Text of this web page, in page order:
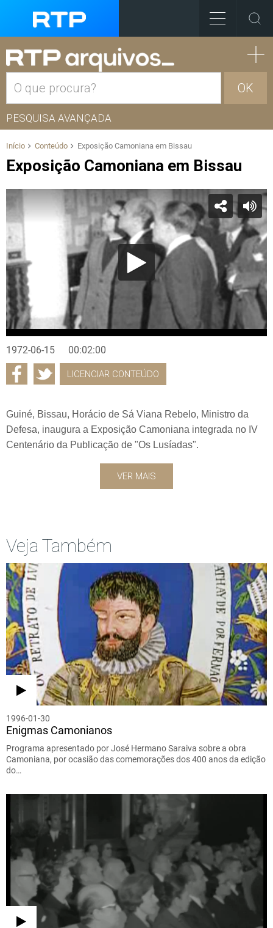
OK
PESQUISA AVANÇADA
Início Conteúdo Exposição Camoniana em Bissau
Exposição Camoniana em Bissau
1972-06-15 00:02:00
LICENCIAR CONTEÚDO
Guiné, Bissau, Horácio de Sá Viana Rebelo, Ministro da
Defesa, inaugura a Exposição Camoniana integrada no IV
Centenário da Publicação de "Os Lusíadas".
VER MAIS
Veja Também
1996-01-30
Enigmas Camonianos
Programa apresentado por José Hermano Saraiva sobre a obra
Camoniana, por ocasião das comemorações dos 400 anos da edição
do…